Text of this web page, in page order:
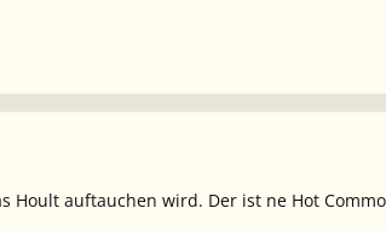
Hoult auftauchen wird. Der ist ne Hot